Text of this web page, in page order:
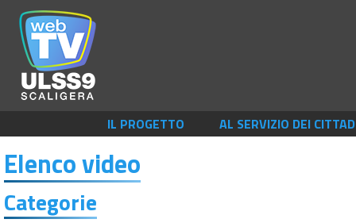
IL PROGETTO AL SERVIZIO DEI
Elenco video
Categorie